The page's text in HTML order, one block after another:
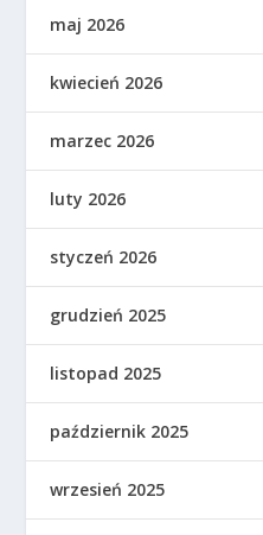
maj 2026
kwiecień 2026
marzec 2026
luty 2026
styczeń 2026
grudzień 2025
listopad 2025
październik 2025
wrzesień 2025